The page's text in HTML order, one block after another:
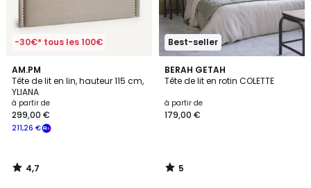
-30€* tous les 100€
AM.PM
Tête de lit en lin, hauteur 115 cm,
YLIANA
à partir de
211,26 €
299,00 €
4,7
/ 5
4,7
/
Best-seller
BERAH GETAH
Tête de lit en rotin COLETTE
à partir de
179,00 €
5
/
5
/